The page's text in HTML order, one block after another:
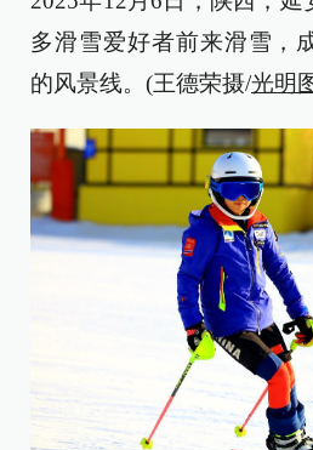
多滑雪爱好者前来滑雪，
的风景线。(王德荣摄/光明